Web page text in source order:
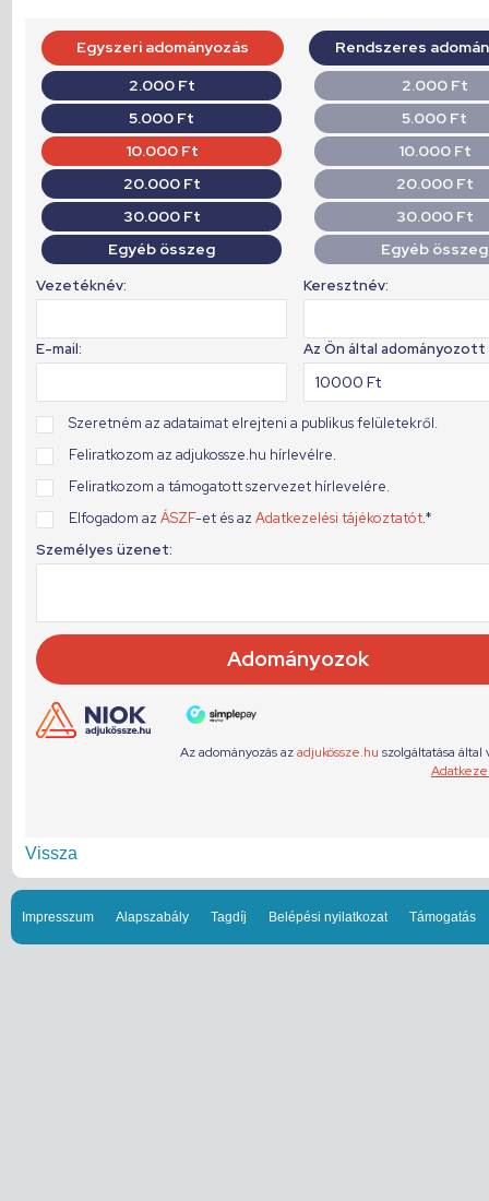
Vissza
Impresszum Alapszabály Tagdíj Belépési nyilatkozat Támogatás